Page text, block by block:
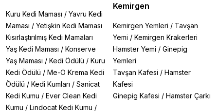
Kuru Kedi Maması / Yavru Kedi
Maması / Yetişkin Kedi Maması
Kısırlaştırılmış Kedi Mamaları
Yaş Kedi Maması / Konserve
Yaş Maması / Kedi Ödülü / Kuru
Kedi Ödülü / Me-O Krema Kedi
Ödülü / Kedi Kumları / Sanicat
Kedi Kumu / Ever Clean Kedi
Kumu / Lindocat Kedi Kumu /
Kemirgen
Kemirgen Yemleri / Tavşan
Yemi / Kemirgen Krakerleri
Hamster Yemi / Ginepig
Yemleri
Tavşan Kafesi / Hamster
Kafesi
Ginepig Kafesi / Hamster Çarkı